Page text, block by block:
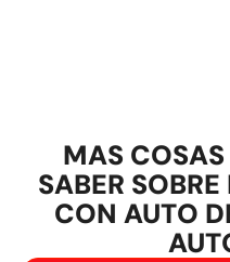
MAS COSAS
SABER
CON AUTO